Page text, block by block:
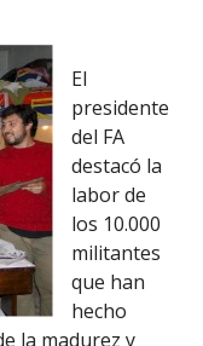
El
presidente
del FA
destacó la
labor de
los 10.000
militantes
que han
hecho
la madurez y